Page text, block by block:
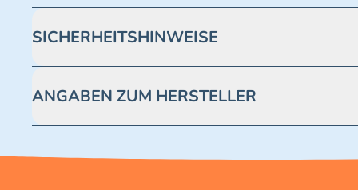
SICHERHEITSHINWEISE
ANGABEN ZUM HERSTELLER